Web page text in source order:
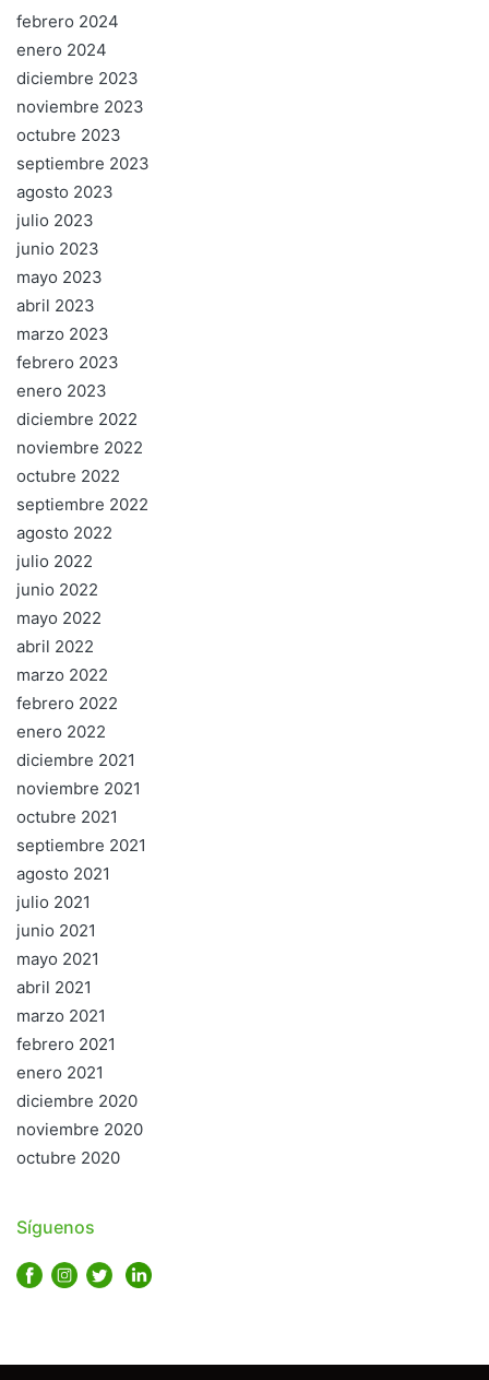
febrero 2024
enero 2024
diciembre 2023
noviembre 2023
octubre 2023
septiembre 2023
agosto 2023
julio 2023
junio 2023
mayo 2023
abril 2023
marzo 2023
febrero 2023
enero 2023
diciembre 2022
noviembre 2022
octubre 2022
septiembre 2022
agosto 2022
julio 2022
junio 2022
mayo 2022
abril 2022
marzo 2022
febrero 2022
enero 2022
diciembre 2021
noviembre 2021
octubre 2021
septiembre 2021
agosto 2021
julio 2021
junio 2021
mayo 2021
abril 2021
marzo 2021
febrero 2021
enero 2021
diciembre 2020
noviembre 2020
octubre 2020
Síguenos